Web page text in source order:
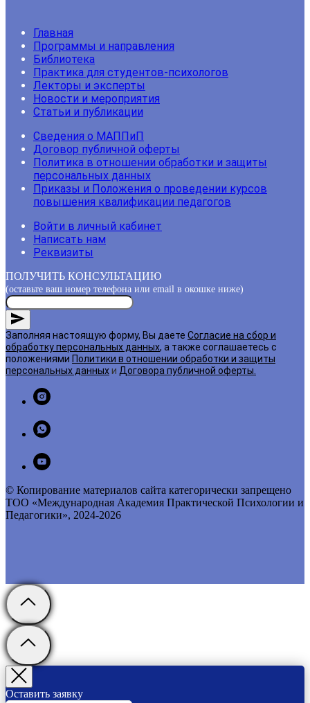
Главная
Программы и направления
Библиотека
Практика для студентов-психологов
Лекторы и эксперты
Новости и мероприятия
Статьи и публикации
Сведения о МАППиП
Договор публичной оферты
Политика в отношении обработки и защиты
персональных данных
Приказы и Положения о проведении курсов
повышения квалификации педагогов
Войти в личный кабинет
Написать нам
Реквизиты
ПОЛУЧИТЬ КОНСУЛЬТАЦИЮ
(оставьте ваш номер телефона или email в окошке ниже)
Заполняя настоящую форму, Вы даете Согласие на сбор и
обработку персональных данных, а также соглашаетесь с
положениями Политики в отношении обработки и защиты
персональных данныхи Договора публичной оферты
© Копирование материалов сайта категорически запрещено
ТОО «Международная Академия Практической Психологии и
Педагогики», 2024-2026
Оставить заявку